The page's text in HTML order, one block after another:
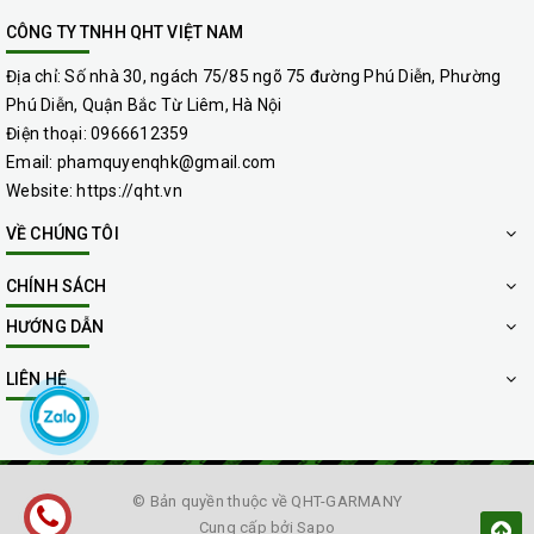
giặt thảm chuyên nghiệp
giá rẻ tại ô chợ dừa đống đa hà nội
CÔNG TY TNHH QHT VIỆT NAM
Địa chỉ: Số nhà 30, ngách 75/85 ngõ 75 đường Phú Diễn, Phường
Phú Diễn, Quận Bắc Từ Liêm, Hà Nội
Điện thoại: 0966612359
Email: phamquyenqhk@gmail.com
Website: https://qht.vn
VỀ CHÚNG TÔI
CHÍNH SÁCH
HƯỚNG DẪN
LIÊN HỆ
© Bản quyền thuộc về QHT-GARMANY
Cung cấp bởiSapo